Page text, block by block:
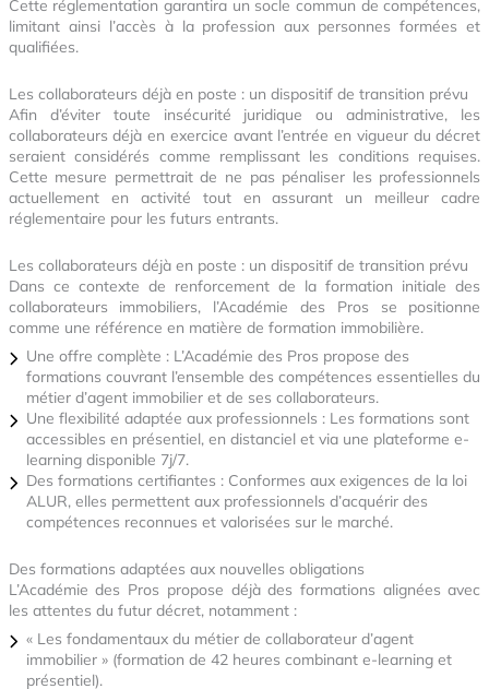
Cette réglementation garantira un socle commun de compétences,
limitant ainsi l’accès à la profession aux personnes formées et
qualifiées.
Les collaborateurs déjà en poste : un dispositif de transition prévu
Afin d’éviter toute insécurité juridique ou administrative, les
collaborateurs déjà en exercice avant l’entrée en vigueur du décret
seraient considérés comme remplissant les conditions requises.
Cette mesure permettrait de ne pas pénaliser les professionnels
actuellement en activité tout en assurant un meilleur cadre
réglementaire pour les futurs entrants.
Les collaborateurs déjà en poste : un dispositif de transition prévu
Dans ce contexte de renforcement de la formation initiale des
collaborateurs immobiliers, l’Académie des Pros se positionne
comme une référence en matière de formation immobilière.
Une offre complète : L’Académie des Pros propose des
formations couvrant l’ensemble des compétences essentielles du
métier d’agent immobilier et de ses collaborateurs.
Une flexibilité adaptée aux professionnels : Les formations sont
accessibles en présentiel, en distanciel et via une plateforme e-
learning disponible 7j/7.
Des formations certifiantes : Conformes aux exigences de la loi
ALUR, elles permettent aux professionnels d’acquérir des
compétences reconnues et valorisées sur le marché.
Des formations adaptées aux nouvelles obligations
L’Académie des Pros propose déjà des formations alignées avec
les attentes du futur décret, notamment :
« Les fondamentaux du métier de collaborateur d’agent
immobilier » (formation de 42 heures combinant e-learning et
présentiel).